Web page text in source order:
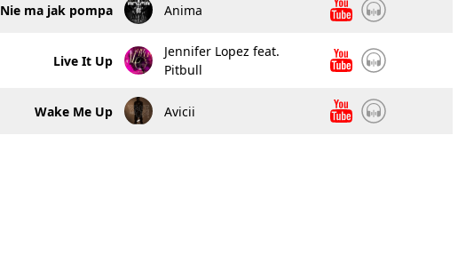
Nie ma jak pompa Anima
Live It Up
Jennifer Lopez feat.
Pitbull
Wake Me Up Avicii